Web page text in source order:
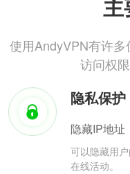
主
使用AndyVPN有许多
访问权
隐私保护
隐藏IP地址
可以隐藏用
在线活动。